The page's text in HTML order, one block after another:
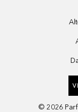
© 2026